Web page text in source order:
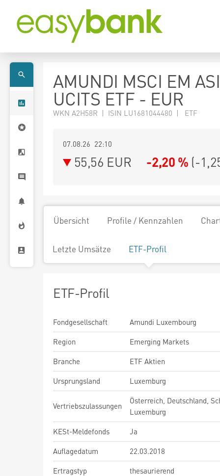
AMUNDI MSCI EM
UCITS ETF - EUR
WKN A2H58R | ISIN LU1681044480 | ETF
07.08.26 22:10
55,56 EUR -2,20 % (-
Übersicht Profile / Kennzahlen
Letzte Umsätze ETF-Profil
ETF-Profil
Fondgesellschaft
Amundi Luxembourg
Region
Emerging Markets
Branche
ETF Aktien
Ursprungsland
Luxemburg
Vertriebszulassungen
Österreich, Deutschland,
Luxemburg
KESt-Meldefonds
Ja
Auflagedatum
22.03.2018
Ertragstyp
thesaurierend